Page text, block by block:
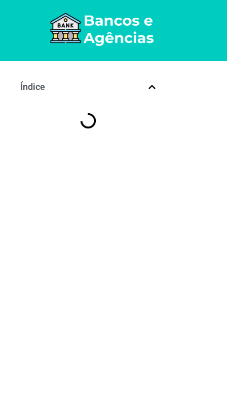
Índice